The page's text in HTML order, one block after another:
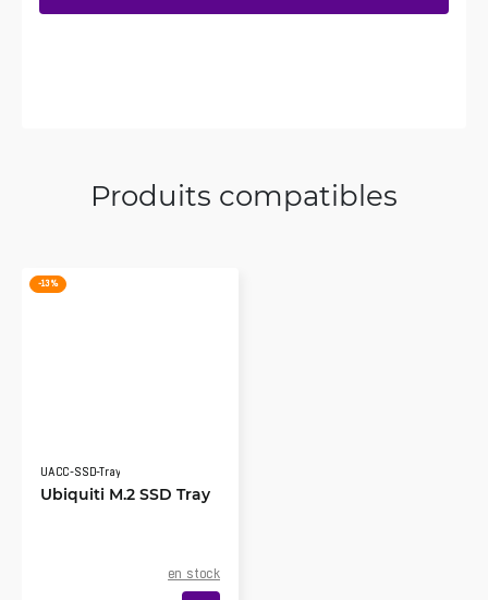
Produits compatibles
-13 %
UACC-SSD-Tray
Ubiquiti M.2 SSD Tray
en stock